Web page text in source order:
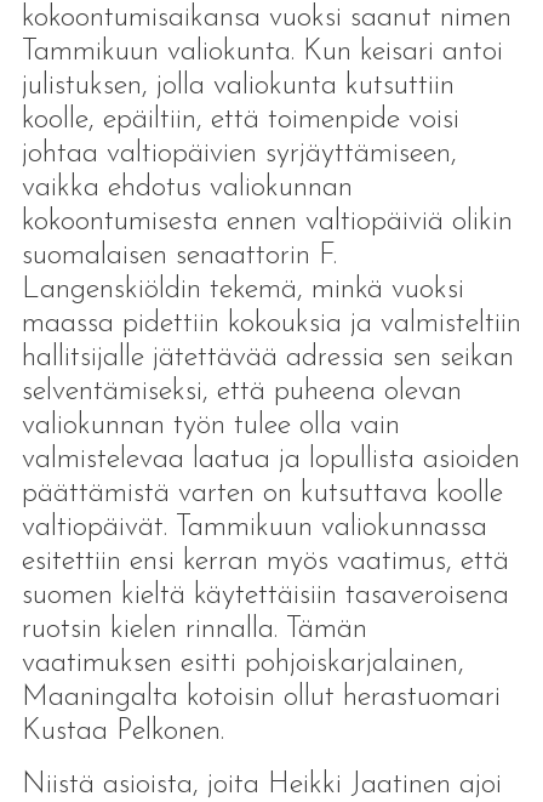
kokoontumisaikansa vuoksi saanut nimen
Tammikuun valiokunta. Kun keisari antoi
julistuksen, jolla valiokunta kutsuttiin
koolle, epäiltiin, että toimenpide voisi
johtaa valtiopäivien syrjäyttämiseen,
vaikka ehdotus valiokunnan
kokoontumisesta ennen valtiopäiviä olikin
suomalaisen senaattorin F.
Langenskiöldin tekemä, minkä vuoksi
maassa pidettiin kokouksia ja valmisteltiin
hallitsijalle jätettävää adressia sen seikan
selventämiseksi, että puheena olevan
valiokunnan työn tulee olla vain
valmistelevaa laatua ja lopullista asioiden
päättämistä varten on kutsuttava koolle
valtiopäivät. Tammikuun valiokunnassa
esitettiin ensi kerran myös vaatimus, että
suomen kieltä käytettäisiin tasaveroisena
ruotsin kielen rinnalla. Tämän
vaatimuksen esitti pohjoiskarjalainen,
Maaningalta kotoisin ollut herastuomari
Kustaa Pelkonen.
Niistä asioista, joita Heikki Jaatinen ajoi